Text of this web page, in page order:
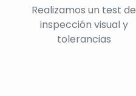
Realizamos un test de
inspección visual y
tolerancias